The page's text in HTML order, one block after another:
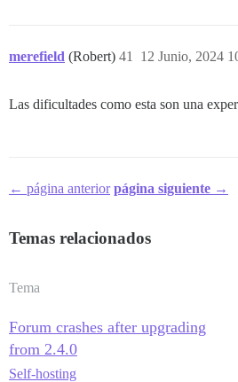
merefield (Robert) 12 Junio, 2024
41
Las dificultades como esta son una
← página anterior página siguiente →
Temas relacionados
Tema
Forum crashes after upgrading
from 2.4.0
Self-hosting